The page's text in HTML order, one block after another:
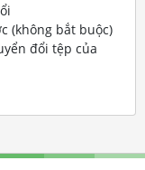
(không bắt buộc)
đổi tệp của